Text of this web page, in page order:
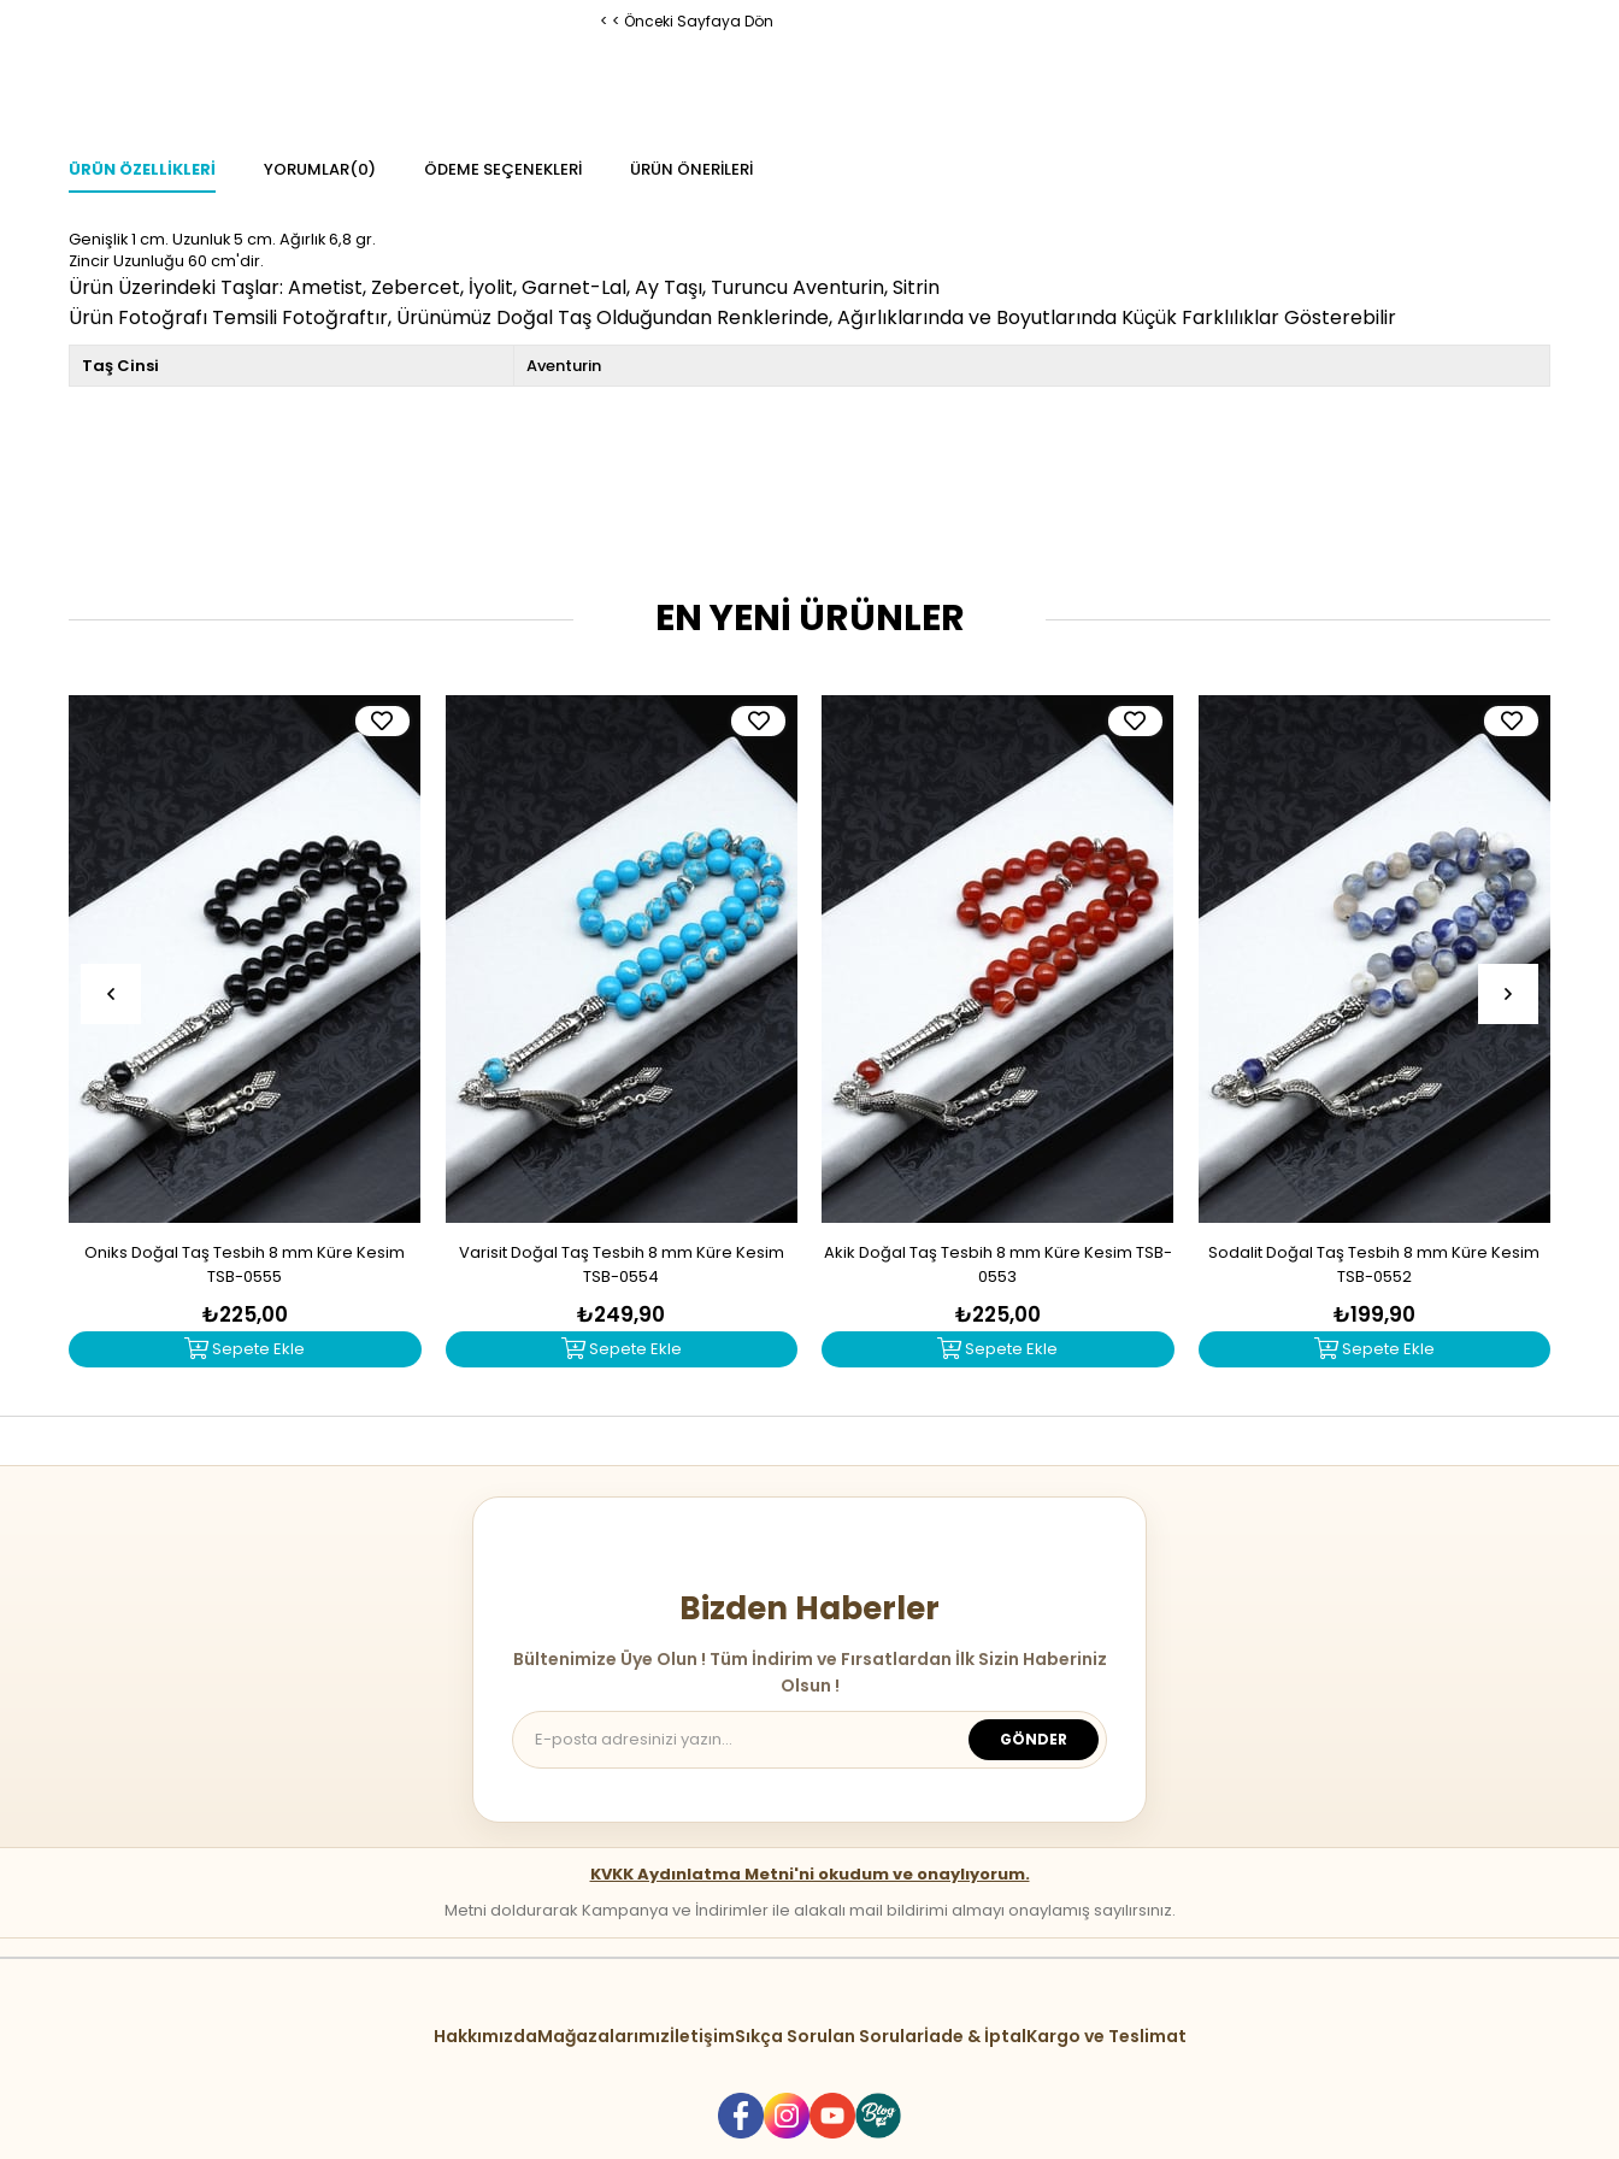
< < Önceki Sayfaya Dön
ÜRÜN ÖZELLIKLERI YORUMLAR(0) ÖDEME SEÇENEKLERI ÜRÜN ÖNERILERI
Genişlik 1 cm. Uzunluk 5 cm. Ağırlık 6,8 gr.
Zincir Uzunluğu 60 cm'dir.
Ürün Üzerindeki Taşlar: Ametist, Zebercet, İyolit, Garnet-Lal, Ay Taşı, Turuncu Aventurin, Sitrin
Ürün Fotoğrafı Temsili Fotoğraftır, Ürünümüz Doğal Taş Olduğundan Renklerinde, Ağırlıklarında ve Boyutlarında Küçük Farklılıklar Gösterebilir
Taş Cinsi Aventurin
EN YENİ ÜRÜNLER
Oniks Doğal Taş Tesbih 8 mm Küre Kesim
TSB-0555
₺225,00
Sepete Ekle
Varisit Doğal Taş Tesbih 8 mm Küre Kesim
TSB-0554
₺249,90
Sepete Ekle
Akik Doğal Taş Tesbih 8 mm Küre Kesim TSB-
0553
₺225,00
Sepete Ekle
Sodalit Doğal Taş Tesbih 8 mm Küre Kesim
TSB-0552
₺199,90
Sepete Ekle
Bizden Haberler
Bültenimize Üye Olun ! Tüm İndirim ve Fırsatlardan İlk Sizin Haberiniz
Olsun !
GÖNDER
KVKK Aydınlatma Metni'ni okudum ve onaylıyorum.
Metni doldurarak Kampanya ve İndirimler ile alakalı mail bildirimi almayı onaylamış sayılırsınız.
HakkımızdaMağazalarımızİletişimSıkça Sorulan Sorularİade & İptalKargo ve Teslimat